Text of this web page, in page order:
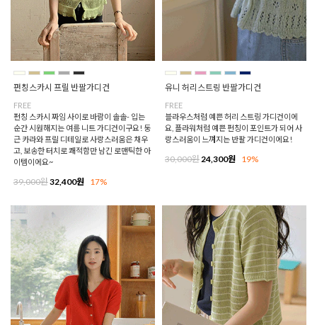
펀칭스카시 프릴 반팔가디건
FREE
펀칭 스카시 짜임 사이로 바람이 솔솔- 입는
순간 시원해지는 여름 니트 가디건이구요! 둥
근 카라와 프릴 디테일로 사랑스러움은 채우
고, 보송한 터치로 쾌적함만 남긴 로맨틱한 아
이템이에요~
39,000원32,400원 17%
유니 허리스트링 반팔가디건
FREE
블라우스처럼 예쁜 허리 스트링 가디건이에
요, 플라워처럼 예쁜 펀칭이 포인트가 되어 사
랑스러움이 느껴지는 반팔 가디건이에요!
30,000원 24,300원 19%